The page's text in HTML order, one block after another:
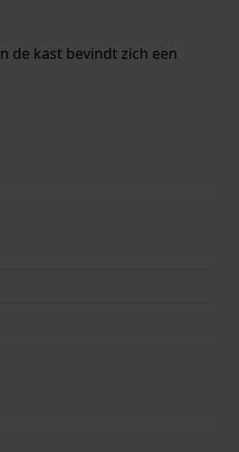
de kast bevindt zich een